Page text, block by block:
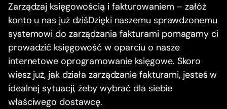
Zarządzaj księgowością i fakturowaniem – załóż
konto u nas już dziśDzięki naszemu sprawdzonemu
systemowi do zarządzania fakturami pomagamy ci
prowadzić księgowość w oparciu o nasze
internetowe oprogramowanie księgowe. Skoro
wiesz już, jak działa zarządzanie fakturami, jesteś w
idealnej sytuacji, żeby wybrać dla siebie
właściwego dostawcę.